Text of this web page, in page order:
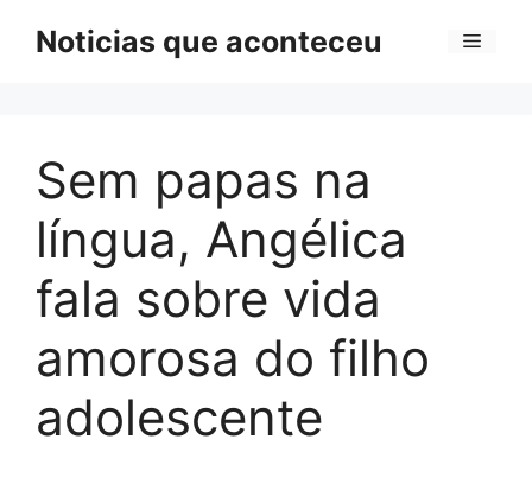
Noticias que aconteceu Menu
Sem papas na
língua, Angélica
fala sobre vida
amorosa do filho
adolescente